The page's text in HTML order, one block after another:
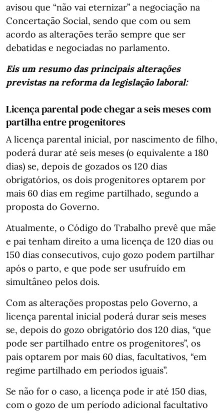
avisou que “não vai eternizar” a negociação na
Concertação Social, sendo que com ou sem
acordo as alterações terão sempre que ser
debatidas e negociadas no parlamento.
Eis um resumo das principais alterações
previstas na reforma da legislação laboral:
Licença parental pode chegar a seis meses com
partilha entre progenitores
A licença parental inicial, por nascimento de filho,
poderá durar até seis meses (o equivalente a 180
dias) se, depois de gozados os 120 dias
obrigatórios, os dois progenitores optarem por
mais 60 dias em regime partilhado, segundo a
proposta do Governo.
Atualmente, o Código do Trabalho prevê que mãe
e pai tenham direito a uma licença de 120 dias ou
150 dias consecutivos, cujo gozo podem partilhar
após o parto, e que pode ser usufruído em
simultâneo pelos dois.
Com as alterações propostas pelo Governo, a
licença parental inicial poderá durar seis meses
se, depois do gozo obrigatório dos 120 dias, “que
pode ser partilhado entre os progenitores”, os
pais optarem por mais 60 dias, facultativos, “em
regime partilhado em períodos iguais”.
Se não for o caso, a licença pode ir até 150 dias,
com o gozo de um período adicional facultativo